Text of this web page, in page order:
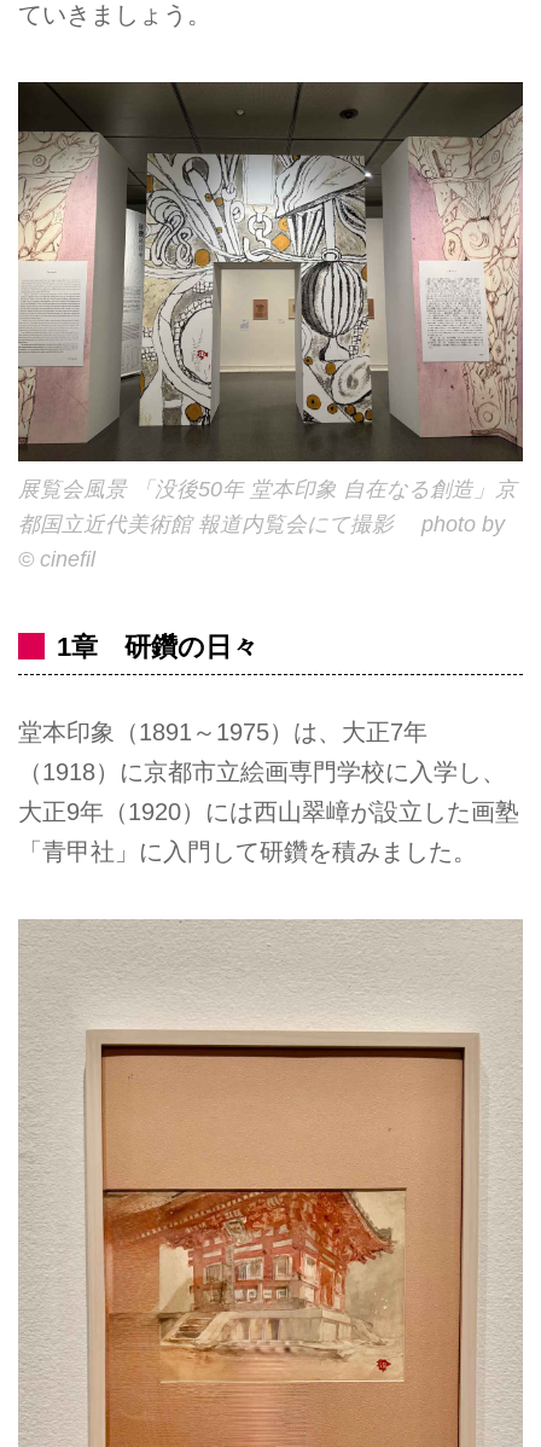
ていきましょう。
展覧会風景 「没後50年 堂本印象 自在なる創造」京
都国立近代美術館 報道内覧会にて撮影 photo by
© cinefil
1章 研鑽の日々
堂本印象（1891～1975）は、大正7年
（1918）に京都市立絵画専門学校に入学し、
大正9年（1920）には西山翠嶂が設立した画塾
「青甲社」に入門して研鑽を積みました。